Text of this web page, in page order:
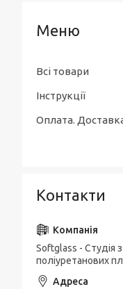
Всі товари
Інструкції
Оплата.
Контакти
Softglass - Студія
поліуретанових